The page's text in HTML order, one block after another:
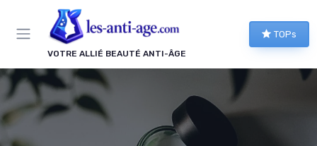
VOTRE ALLIÉ BEAUTÉ ANTI-ÂGE
TOPs
Panneau de gestion des cookies